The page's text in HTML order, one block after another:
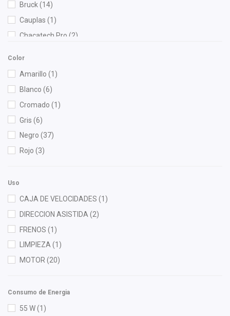
Bruck(14)
Cauplas (1)
Chacatech Pro (2)
NGK (1)
OEP(1)
Polar(1)
Quezada (1)
RACE(1)
Shift It(10)
Speedymexx
Color
Amarillo (1)
Blanco (6)
Cromado (1)
Gris (6)
Negro (37)
Rojo (3)
Uso
CAJA DE VELOCIDADES (1)
DIRECCION ASISTIDA (2)
FRENOS (1)
LIMPIEZA(1)
MOTOR (20)
Consumo de Energia
55 W(1)